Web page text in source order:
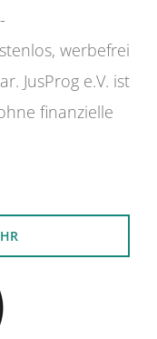
werbefrei
JusProg e.V. ist
finanzielle